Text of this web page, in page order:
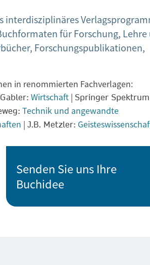
interdisziplinäres
für Forschung, Lehre
Forschungspublikationen,
in renommierten Fachverlagen:
Wirtschaft | Springer
Technik und angewandte
| J.B. Metzler:
Senden Sie uns Ihre
Buchidee